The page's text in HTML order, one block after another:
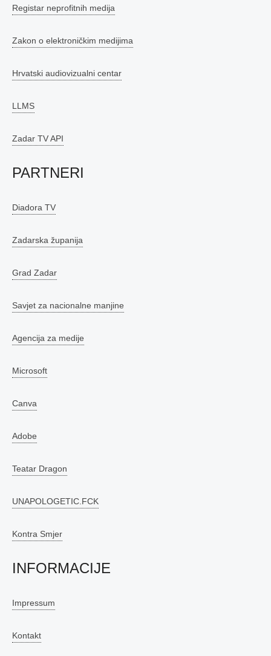
Registar neprofitnih medija
Zakon o elektroničkim medijima
Hrvatski audiovizualni centar
LLMS
Zadar TV API
PARTNERI
Diadora TV
Zadarska županija
Grad Zadar
Savjet za nacionalne manjine
Agencija za medije
Microsoft
Canva
Adobe
Teatar Dragon
UNAPOLOGETIC.FCK
Kontra Smjer
INFORMACIJE
Impressum
Kontakt